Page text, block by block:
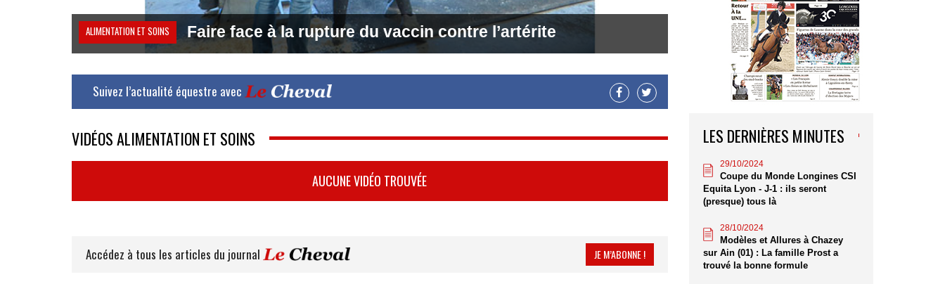
ALIMENTATION ET SOINS Faire face à la rupture du vaccin contre l’artérite
Suivez l’actualité équestre avec
VIDÉOS ALIMENTATION ET SOINS
AUCUNE VIDÉO TROUVÉE
Accédez à tous les articles du journal JE M’ABONNE !
LES DERNIÈRES MINUTES
29/10/2024
Coupe du Monde Longines CSI
Equita Lyon - J-1 : ils seront
(presque) tous là
28/10/2024
Modèles et Allures à Chazey
sur Ain (01) : La famille Prost a
trouvé la bonne formule